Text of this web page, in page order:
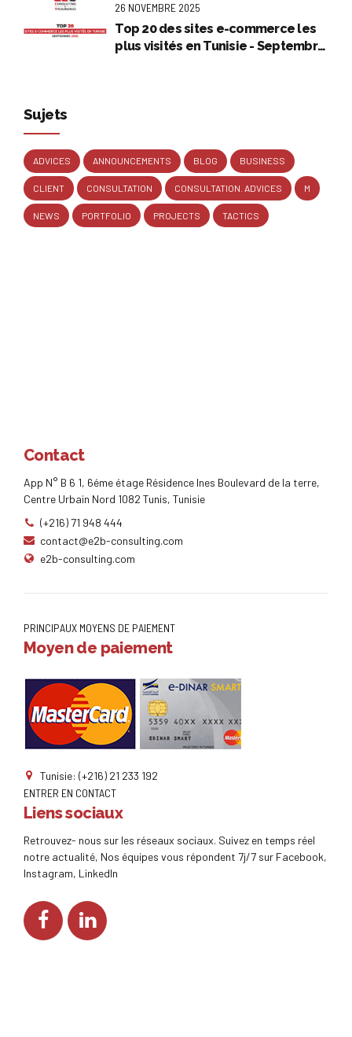
26 NOVEMBRE 2025
Top 20 des sites e-commerce les
plus visités en Tunisie - Septembre
Sujets
ADVICES ANNOUNCEMENTS BLOG BUSINESS
CLIENT CONSULTATION CONSULTATION. ADVICES M
NEWS PORTFOLIO PROJECTS TACTICS
Contact
App N° B 6 1, 6éme étage Résidence Ines Boulevard de la terre,
Centre Urbain Nord 1082 Tunis, Tunisie
(+216) 71 948 444
contact@e2b-consulting.com
e2b-consulting.com
PRINCIPAUX MOYENS DE PAIEMENT
Moyen de paiement
Tunisie: (+216) 21 233 192
ENTRER EN CONTACT
Liens sociaux
Retrouvez- nous sur les réseaux sociaux. Suivez en temps réel
notre actualité, Nos équipes vous répondent 7j/7 sur Facebook,
Instagram, LinkedIn